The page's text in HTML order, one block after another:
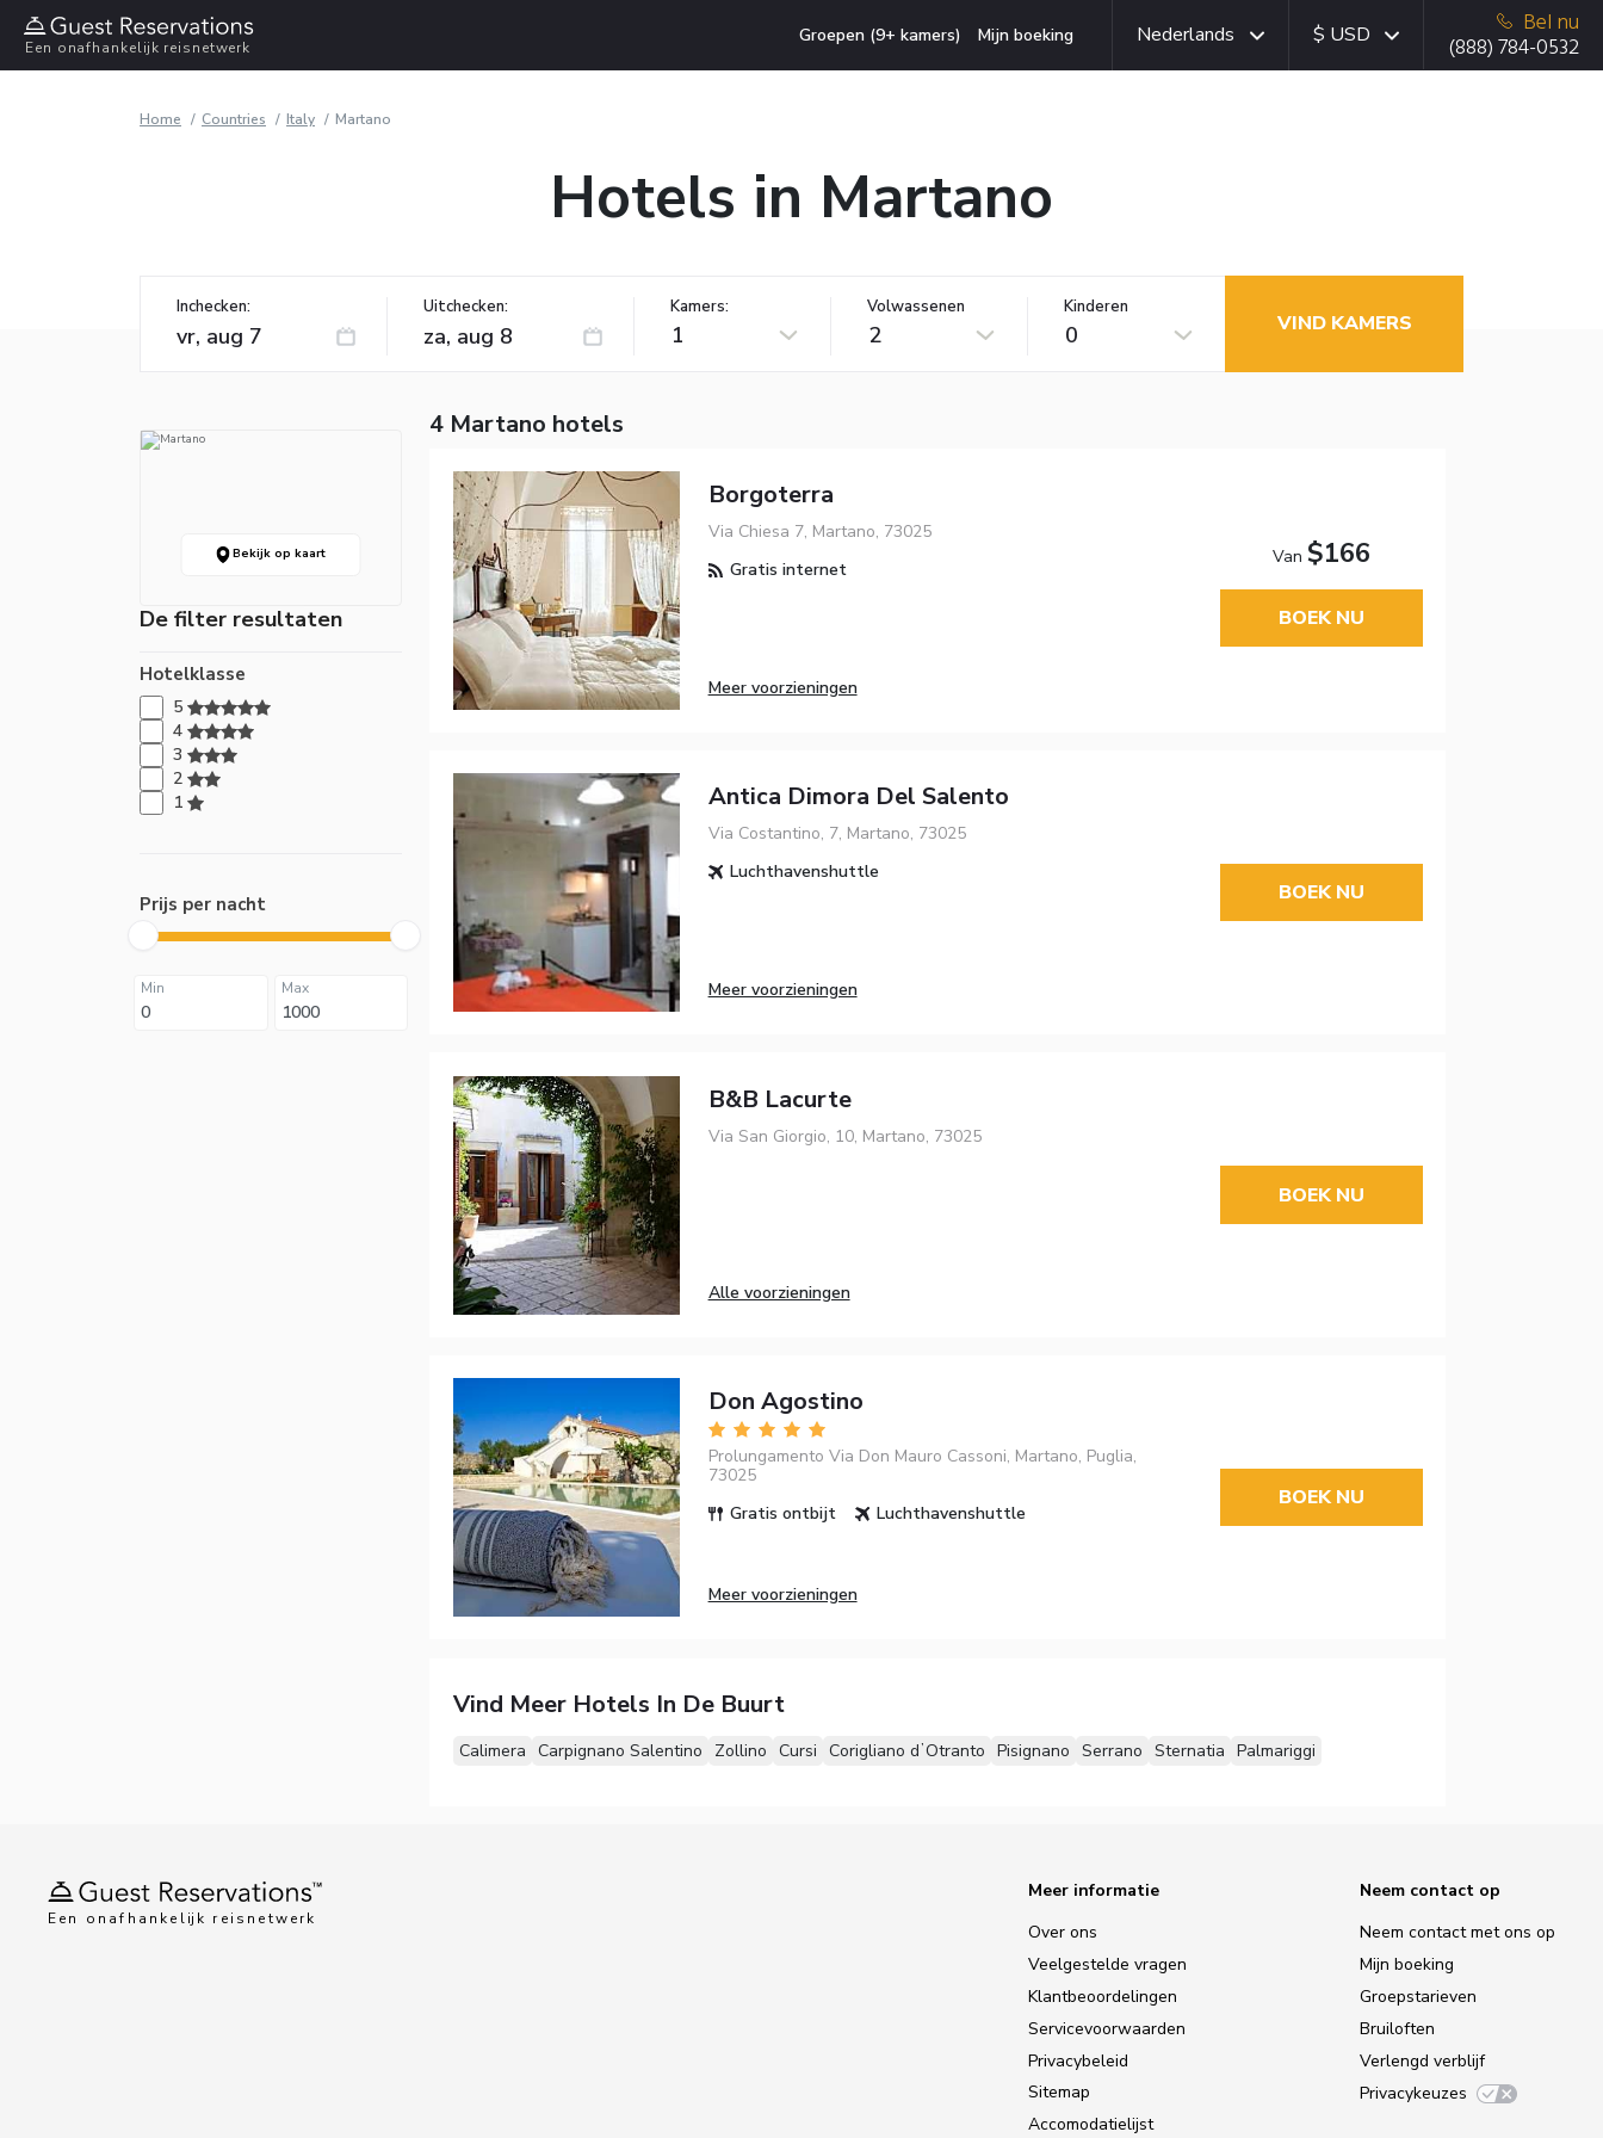
Een onafhankelijk reisnetwerk
Groepen (9+ kamers) Mijn boeking Nederlands $ USD
Bel nu
(888) 784-0532
Home Countries Italy Martano
Hotels in Martano
Inchecken: Uitchecken: Kamers:
1
Volwassenen
2
Kinderen
0 VIND KAMERS
Bekijk op kaart
De filter resultaten
Hotelklasse
5
4
3
2
1
Prijs per nacht
Min Max
4 Martano hotels
Borgoterra
Via Chiesa 7, Martano, 73025
Gratis internet
Meer voorzieningen
Van $166
BOEK NU
Antica Dimora Del Salento
Via Costantino, 7, Martano, 73025
Luchthavenshuttle
Meer voorzieningen
BOEK NU
B&B Lacurte
Via San Giorgio, 10, Martano, 73025
Alle voorzieningen
BOEK NU
Don Agostino
Prolungamento Via Don Mauro Cassoni, Martano, Puglia,
73025
Gratis ontbijt
Luchthavenshuttle
Meer voorzieningen
BOEK NU
Vind Meer Hotels In De Buurt
Calimera Carpignano Salentino Zollino Cursi Corigliano dʼOtranto Pisignano Serrano Sternatia Palmariggi
Een onafhankelijk reisnetwerk
Meer informatie
Over ons
Veelgestelde vragen
Klantbeoordelingen
Servicevoorwaarden
Privacybeleid
Sitemap
Accomodatielijst
Neem contact op
Neem contact met ons op
Mijn boeking
Groepstarieven
Bruiloften
Verlengd verblijf
Privacykeuzes